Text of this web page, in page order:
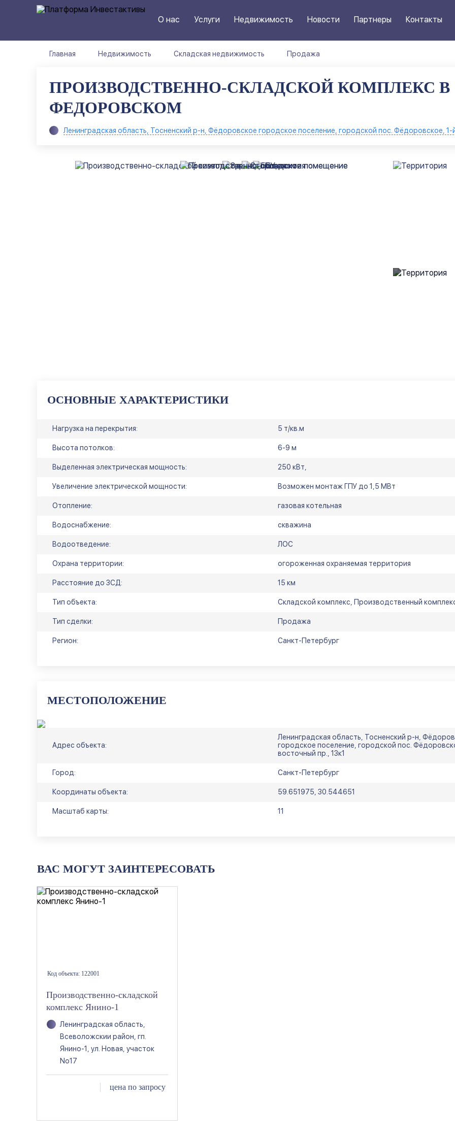
О нас Услуги Недвижимость Новости Партнеры Контакты
Главная Недвижимость Складская недвижимость Продажа
ПРОИЗВОДСТВЕННО-СКЛАДСКОЙ КОМПЛЕКС В
ФЕДОРОВСКОМ
Ленинградская область, Тосненский р-н, Фёдоровское городское поселение, городской пос. Фёдоровское, 1-
ОСНОВНЫЕ ХАРАКТЕРИСТИКИ
Нагрузка на перекрытия: 5 т/кв.м
Высота потолков: 6-9 м
Выделенная электрическая мощность: 250 кВт,
Увеличение электрической мощности: Возможен монтаж ГПУ до 1,5 МВт
Отопление: газовая котельная
Водоснабжение: скважина
Водоотведение: ЛОС
Охрана территории: огороженная охраняемая территория
Расстояние до ЗСД: 15 км
Тип объекта: Складской комплекс, Производственный
Тип сделки: Продажа
Регион: Санкт-Петербург
МЕСТОПОЛОЖЕНИЕ
Адрес объекта:
Ленинградская область, Тосненский р-н,
городское поселение, городской пос.
восточный пр., 13к1
Город: Санкт-Петербург
Координаты объекта: 59.651975, 30.544651
Масштаб карты: 11
ВАС МОГУТ ЗАИНТЕРЕСОВАТЬ
Код объекта: 122001
Производственно-складской
комплекс Янино-1
Ленинградская область,
Всеволожскии район, гп.
Янино-1, ул. Новая, участок
No17
цена по запросу